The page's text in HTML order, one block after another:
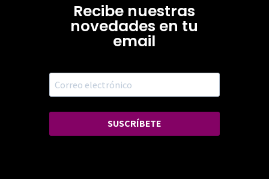
Recibe nuestras
novedades en tu
email
SUSCRÍBETE